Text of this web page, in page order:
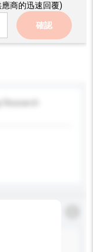
商的迅速回覆)
確認